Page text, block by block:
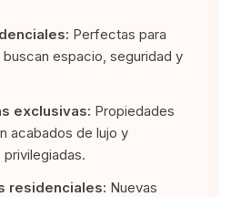
Perfectas para
espacio, seguridad y
exclusivas: Propiedades
acabados de lujo y
residenciales: Nuevas